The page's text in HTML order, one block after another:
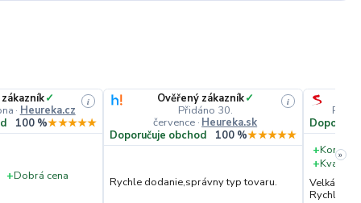
✓
· Heureka.cz
i
100 %★★★★★
+Dobrá cena
Ověřený zákazník✓
Přidáno 30.
července · Heureka.sk
i
Doporučuje obchod 100 %★★★★★
Rychle dodanie,správny typ tovaru.
+
+Kvalita
Velká
Rychlé
»